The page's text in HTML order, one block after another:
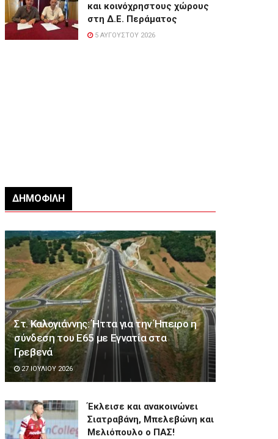
και κοινόχρηστους χώρους
στη Δ.Ε. Περάματος
5 ΑΥΓΟΎΣΤΟΥ 2026
ΔΗΜΟΦΙΛΉ
Στ. Καλογιάννης: Ήττα για την Ήπειρο η
σύνδεση του Ε65 με Εγνατία στα
Γρεβενά
27 ΙΟΥΛΊΟΥ 2026
Έκλεισε και ανακοινώνει
Σιατραβάνη, Μπελεβώνη και
Μελιόπουλο ο ΠΑΣ!